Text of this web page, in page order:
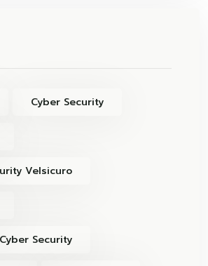
Cyber Security
Velsicuro
Security